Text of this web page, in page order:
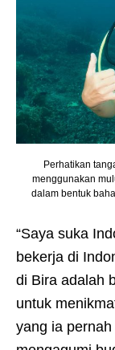
Perhatikan
menggunakan
dalam bentuk
“Saya suka
bekerja di
di Bira adalah
untuk
yang ia